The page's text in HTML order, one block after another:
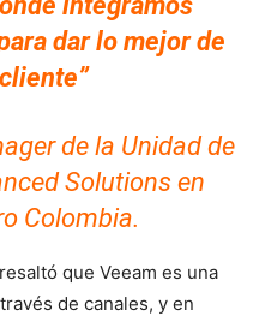
dar lo mejor de
de la Unidad de
Solutions en
Colombia.
que Veeam es una
de canales, y en